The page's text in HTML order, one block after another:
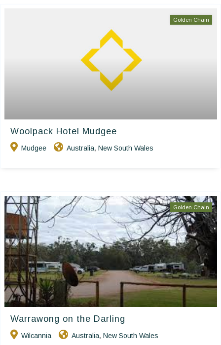
Golden Chain
Woolpack Hotel Mudgee
Mudgee Australia, New South Wales
Golden Chain
Warrawong on the Darling
Wilcannia Australia, New South Wales